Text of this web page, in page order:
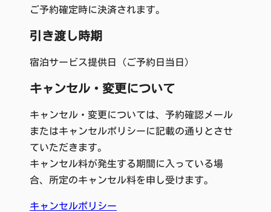
ご予約確定時に決済されます。
引き渡し時期
宿泊サービス提供日（ご予約日当日）
キャンセル・変更について
キャンセル・変更については、予約確認メール
またはキャンセルポリシーに記載の通りとさせ
ていただきます。
キャンセル料が発生する期間に入っている場
合、所定のキャンセル料を申し受けます。
キャンセルポリシー